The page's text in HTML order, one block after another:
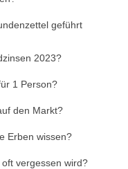
geführt
2023?
1 Person?
den Markt?
Erben wissen?
vergessen wird?